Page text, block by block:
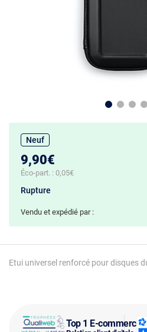
Top 1 E-commerce
Etui universel renforcé pour disques
Neuf
9,90€
Éco-part. : 0,05€
Rupture
Vendu et expédié par :